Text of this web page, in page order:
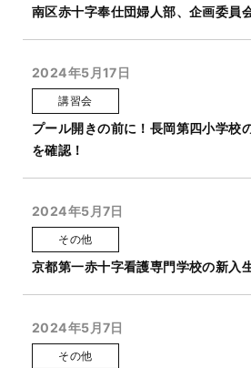
南区赤十字奉仕団婦人部、企画委員
2024年5月17日
講習会
プール開きの前に！長岡第四小学校
を確認！
2024年5月7日
その他
京都第一赤十字看護専門学校の新入
2024年5月7日
その他